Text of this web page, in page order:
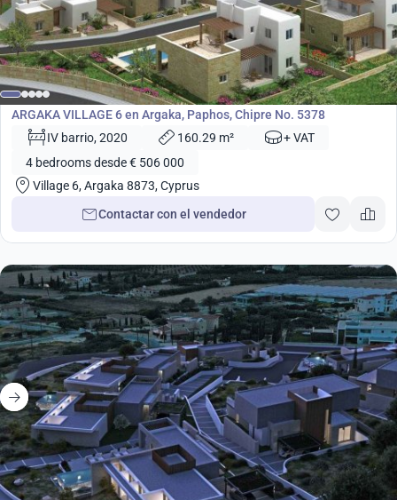
desde€506 000
Desarrollo
ARGAKA VILLAGE 6 en Argaka, Paphos, Chipre No. 5378
IV barrio, 2020
160.29 m²
+ VAT
4 bedrooms desde € 506 000
Village 6, Argaka 8873, Cyprus
Contactar con el vendedor
desde€2 800 000